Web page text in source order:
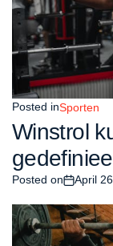
Posted inSporten
Winstrol
Posted on April